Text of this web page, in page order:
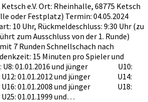
e.V. Ort: Rheinhalle, 68775 Ketsch
oder Festplatz) Termin: 04.05.2024
10 Uhr, Rückmeldeschluss: 9:30 Uhr (zu
zum Ausschluss von der 1. Runde)
7 Runden Schnellschach nach
15 Minuten pro Spieler und
U8: 01.01.2016 und jünger U10:
U12: 01.01.2012 und jünger U14:
U16: 01.01.2008 und jünger U18:
01.01.1999 und…